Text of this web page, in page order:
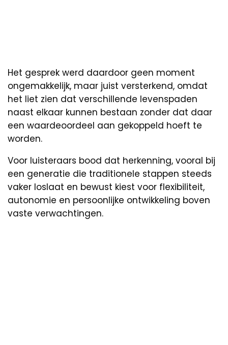
Het gesprek werd daardoor geen moment
ongemakkelijk, maar juist versterkend, omdat
het liet zien dat verschillende levenspaden
naast elkaar kunnen bestaan zonder dat daar
een waardeoordeel aan gekoppeld hoeft te
worden.
Voor luisteraars bood dat herkenning, vooral bij
een generatie die traditionele stappen steeds
vaker loslaat en bewust kiest voor flexibiliteit,
autonomie en persoonlijke ontwikkeling boven
vaste verwachtingen.